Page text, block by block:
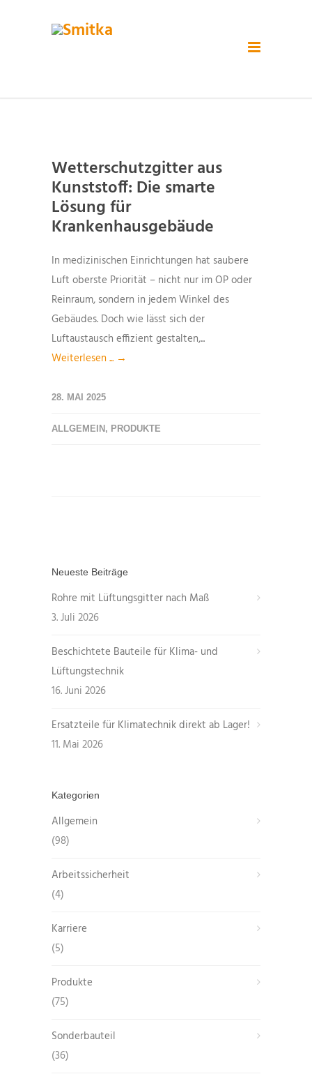
Wetterschutzgitter aus
Kunststoff: Die smarte
Lösung für
Krankenhausgebäude
In medizinischen Einrichtungen hat saubere
Luft oberste Priorität – nicht nur im OP oder
Reinraum, sondern in jedem Winkel des
Gebäudes. Doch wie lässt sich der
Luftaustausch effizient gestalten,...
Weiterlesen ... →
28. MAI 2025
ALLGEMEIN , PRODUKTE
Neueste Beiträge
Rohre mit Lüftungsgitter nach Maß
3. Juli 2026
Beschichtete Bauteile für Klima- und
Lüftungstechnik
16. Juni 2026
Ersatzteile für Klimatechnik direkt ab Lager!
11. Mai 2026
Kategorien
Allgemein
(98)
Arbeitssicherheit
(4)
Karriere
(5)
Produkte
(75)
Sonderbauteil
(36)